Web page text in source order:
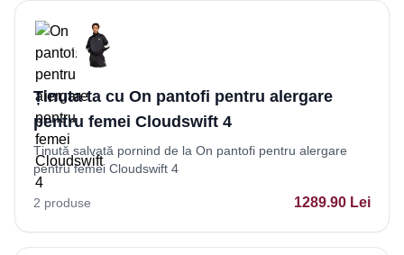
Ținuta ta cu On pantofi pentru alergare
pentru femei Cloudswift 4
Ținută salvată pornind de la On pantofi pentru alergare
pentru femei Cloudswift 4
2 produse 1289.90 Lei